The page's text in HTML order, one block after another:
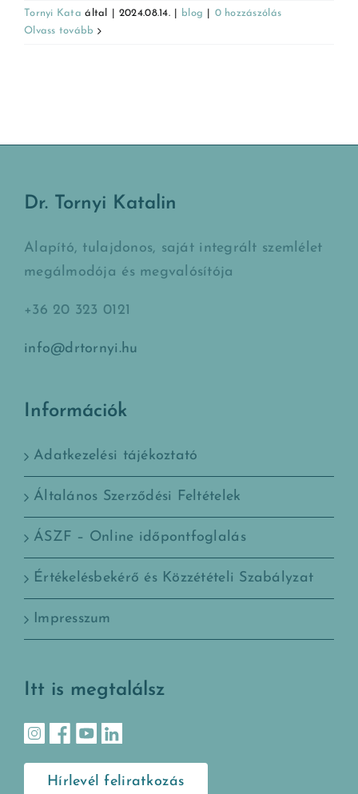
Tornyi Kata által 2024.08.14. blog
0 hozzászólás
Olvass tovább
Dr. Tornyi Katalin
Alapító, tulajdonos, saját integrált szemlélet
megálmodója és megvalósítója
+36 20 323 0121
info@drtornyi.hu
Információk
Adatkezelési tájékoztató
Általános Szerződési Feltételek
ÁSZF – Online időpontfoglalás
Értékelésbekérő és Közzétételi Szabályzat
Impresszum
Itt is megtalálsz
Hírlevél feliratkozás